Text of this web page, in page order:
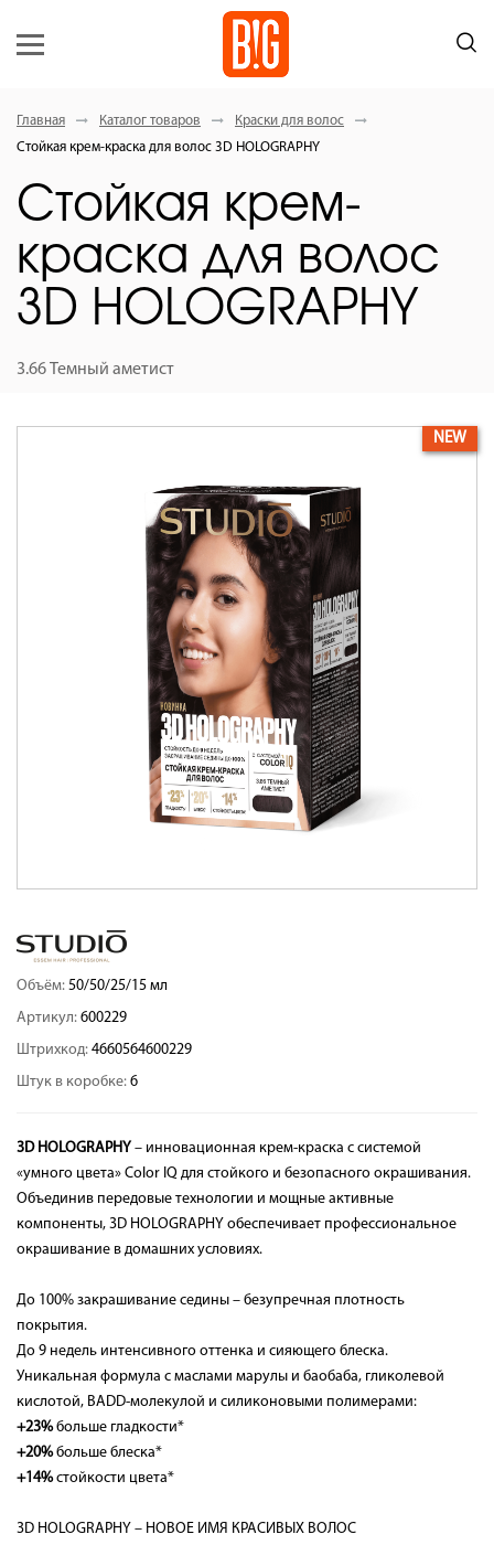
Главная Каталог товаров
Краски для волос
Стойкая крем-краска для волос 3D HOLOGRAPHY
Стойкая крем-
краска для волос
3D HOLOGRAPHY
3.66 Темный аметист
NEW
Объём: 50/50/25/15 мл
Артикул: 600229
Штрихкод: 4660564600229
Штук в коробке: 6
3D HOLOGRAPHY – инновационная крем-краска с системой
«умного цвета» Color IQ для стойкого и безопасного окрашивания.
Объединив передовые технологии и мощные активные
компоненты, 3D HOLOGRAPHY обеспечивает профессиональное
окрашивание в домашних условиях.
До 100% закрашивание седины – безупречная плотность
покрытия.
До 9 недель интенсивного оттенка и сияющего блеска.
Уникальная формула с маслами марулы и баобаба, гликолевой
кислотой, BADD-молекулой и силиконовыми полимерами:
+23%больше гладкости*
+20%больше блеска*
+14%стойкости цвета*
3D HOLOGRAPHY – НОВОЕ ИМЯ КРАСИВЫХ ВОЛОС